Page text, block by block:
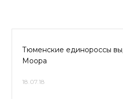
Тюменские единороссы
Моора
18.07.18